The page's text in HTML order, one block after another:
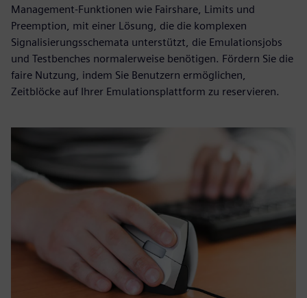
Management-Funktionen wie Fairshare, Limits und
Preemption, mit einer Lösung, die die komplexen
Signalisierungsschemata unterstützt, die Emulationsjobs
und Testbenches normalerweise benötigen. Fördern Sie die
faire Nutzung, indem Sie Benutzern ermöglichen,
Zeitblöcke auf Ihrer Emulationsplattform zu reservieren.